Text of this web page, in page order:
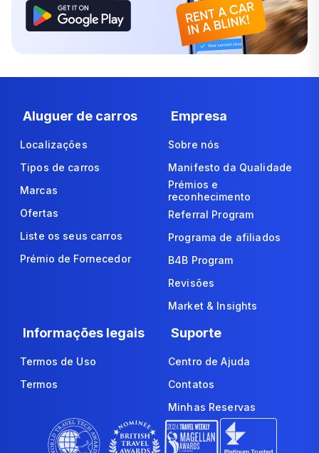
Aluguer de carros
Localizações
Tipos de carros
Marcas
Ofertas
Liste os seus carros
Prémio de Fornecedor
Empresa
Sobre nós
Manifesto da Qualidade
Prémios e
reconhecimento
Referral Program
Programa de afiliados
B4B Program
Revisões
Market & Insights
Informações legais
Termos de Uso
Termos
Suporte
Centro de Ajuda
Contatos
Minhas Reservas